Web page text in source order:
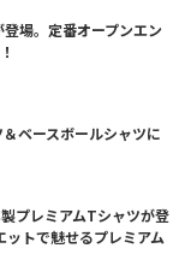
場。定番オープンエン
ベースボールシャツに
プレミアムTシャツが登
トで魅せるプレミアム